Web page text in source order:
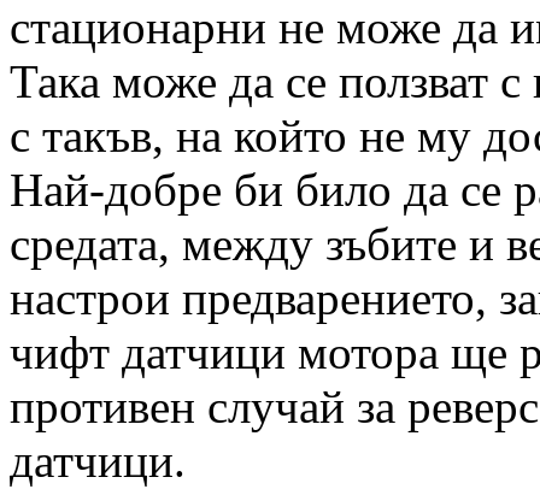
стационарни не може да
Така може да се ползват
с такъв, на който не му
Най-добре би било да се
средата, между зъбите и
настрои предварението,
чифт датчици мотора ще
противен случай за
датчици.